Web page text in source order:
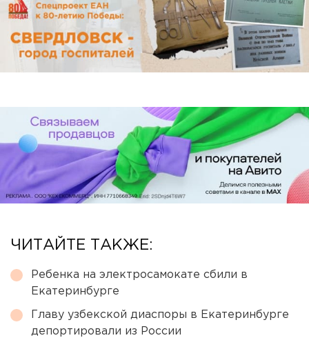
ЧИТАЙТЕ ТАКЖЕ:
Ребенка на электросамокате сбили в
Екатеринбурге
Главу узбекской диаспоры в Екатеринбурге
депортировали из России